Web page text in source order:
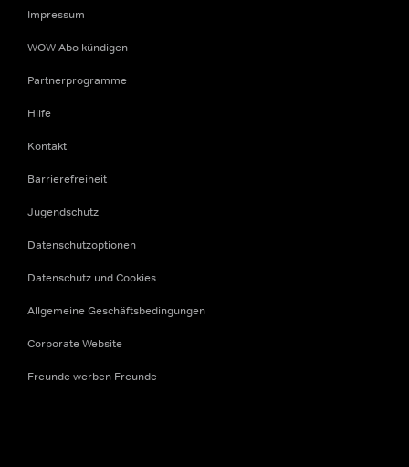
Impressum
WOW Abo kündigen
Partnerprogramme
Hilfe
Kontakt
Barrierefreiheit
Jugendschutz
Datenschutzoptionen
Datenschutz und Cookies
Allgemeine Geschäftsbedingungen
Corporate Website
Freunde werben Freunde